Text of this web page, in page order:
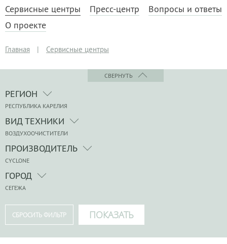
Сервисные центры Пресс-центр
Вопросы и ответы
О проекте
Главная | Сервисные центры
СВЕРНУТЬ
РЕГИОН
РЕСПУБЛИКА КАРЕЛИЯ
ВИД ТЕХНИКИ
ВОЗДУХООЧИСТИТЕЛИ
ПРОИЗВОДИТЕЛЬ
CYCLONE
ГОРОД
СЕГЕЖА